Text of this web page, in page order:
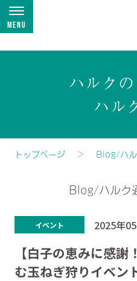
Menu
ハルク
ハル
トップページ Blog/ハ
Blog/ハルク
イベント 2025年
【白子の恵みに感
む玉ねぎ狩りイベン